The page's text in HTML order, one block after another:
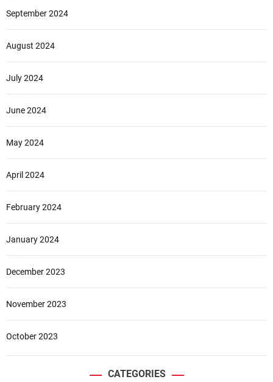
September 2024
August 2024
July 2024
June 2024
May 2024
April 2024
February 2024
January 2024
December 2023
November 2023
October 2023
CATEGORIES